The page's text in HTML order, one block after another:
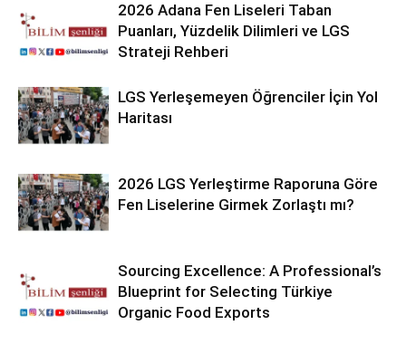
2026 Adana Fen Liseleri Taban
Puanları, Yüzdelik Dilimleri ve LGS
Strateji Rehberi
LGS Yerleşemeyen Öğrenciler İçin Yol
Haritası
2026 LGS Yerleştirme Raporuna Göre
Fen Liselerine Girmek Zorlaştı mı?
Sourcing Excellence: A Professional’s
Blueprint for Selecting Türkiye
Organic Food Exports